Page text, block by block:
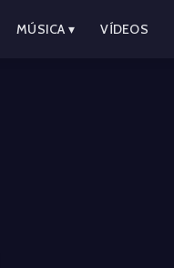
MÚSICA ▾ VÍDEOS